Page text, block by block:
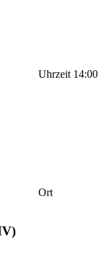
Uhrzeit 14:00
Ort